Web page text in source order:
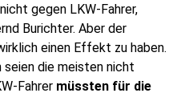
gegen LKW-Fahrer,
Burichter. Aber der
einen Effekt zu haben.
die meisten nicht
Fahrer müssten für die